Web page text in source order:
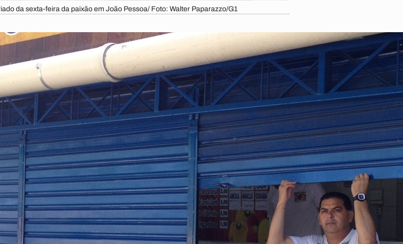
da sexta-feira da paixão em João Pessoa/ Foto: Walter Paparazzo/G1